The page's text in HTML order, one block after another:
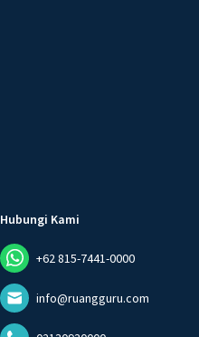
Hubungi Kami
+62 815-7441-0000
info@ruangguru.com